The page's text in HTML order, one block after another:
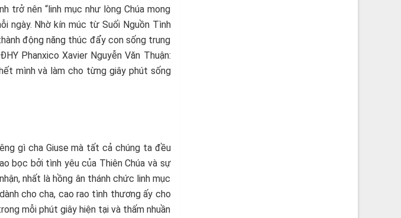
trở nên “linh mục như lòng Chúa mong
ngày. Nhờ kín múc từ Suối Nguồn Tình
động năng thúc đẩy con sống trung
Phanxico Xavier Nguyễn Văn Thuận:
mình và làm cho từng giây phút sống
gì cha Giuse mà tất cả chúng ta đều
bọc bởi tình yêu của Thiên Chúa và sự
nhất là hồng ân thánh chức linh mục
cho cha, cao rao tình thương ấy cho
mỗi phút giây hiện tại và thấm nhuần